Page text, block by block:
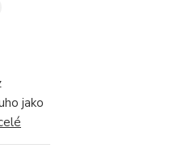
jako